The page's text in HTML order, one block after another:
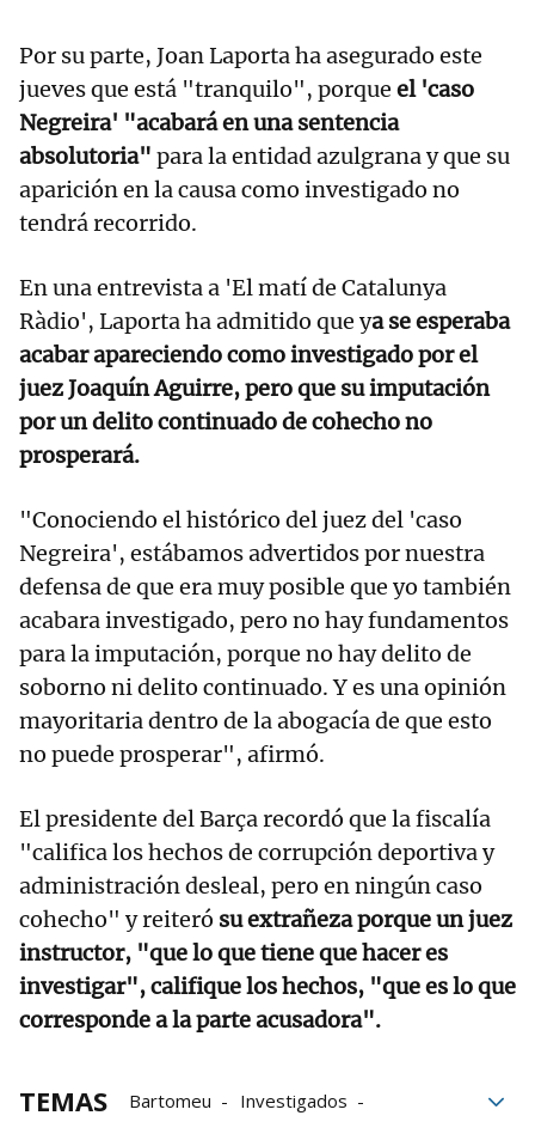
Por su parte, Joan Laporta ha asegurado este
jueves que está "tranquilo", porque el 'caso
Negreira' "acabará en una sentencia
absolutoria" para la entidad azulgrana y que su
aparición en la causa como investigado no
tendrá recorrido.
En una entrevista a 'El matí de Catalunya
Ràdio', Laporta ha admitido que ya se esperaba
acabar apareciendo como investigado por el
juez Joaquín Aguirre, pero que su imputación
por un delito continuado de cohecho no
prosperará.
"Conociendo el histórico del juez del 'caso
Negreira', estábamos advertidos por nuestra
defensa de que era muy posible que yo también
acabara investigado, pero no hay fundamentos
para la imputación, porque no hay delito de
soborno ni delito continuado. Y es una opinión
mayoritaria dentro de la abogacía de que esto
no puede prosperar", afirmó.
El presidente del Barça recordó que la fiscalía
"califica los hechos de corrupción deportiva y
administración desleal, pero en ningún caso
cohecho" y reiteró su extrañeza porque un juez
instructor, "que lo que tiene que hacer es
investigar", califique los hechos, "que es lo que
corresponde a la parte acusadora".
TEMAS Bartomeu
Investigados